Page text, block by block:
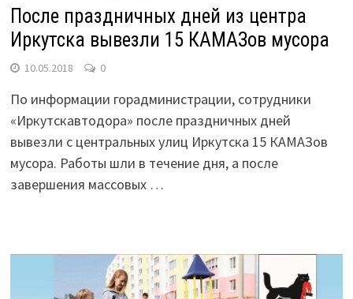
После праздничных дней из центра
Иркутска вывезли 15 КАМАЗов мусора
10.05.2018 0
По информации горадминистрации, сотрудники
«Иркутскавтодора» после праздничных дней
вывезли с центральных улиц Иркутска 15 КАМАЗов
мусора. Работы шли в течение дня, а после
завершения массовых …